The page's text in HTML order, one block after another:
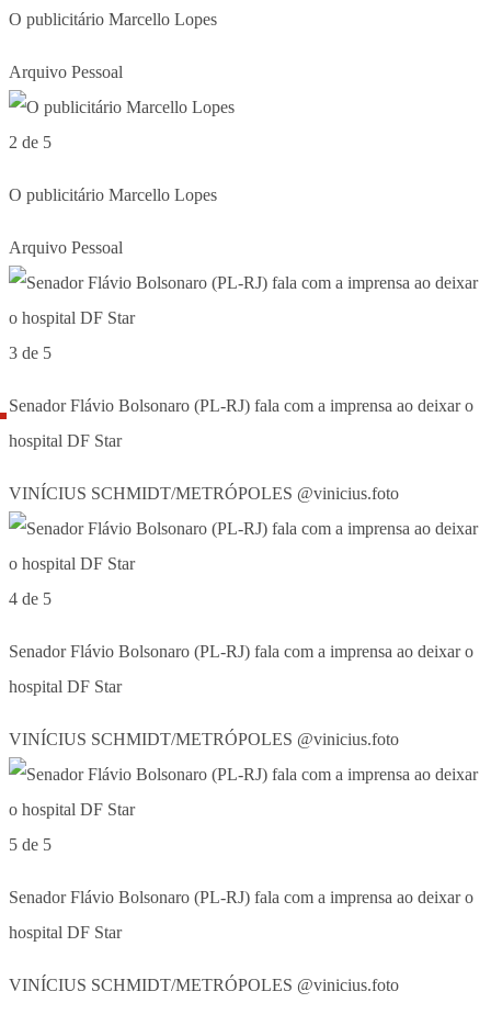
O publicitário Marcello Lopes
Arquivo Pessoal
2 de 5
O publicitário Marcello Lopes
Arquivo Pessoal
3 de 5
Senador Flávio Bolsonaro (PL-RJ) fala com a imprensa ao deixar o
hospital DF Star
VINÍCIUS SCHMIDT/METRÓPOLES @vinicius.foto
4 de 5
Senador Flávio Bolsonaro (PL-RJ) fala com a imprensa ao deixar o
hospital DF Star
VINÍCIUS SCHMIDT/METRÓPOLES @vinicius.foto
5 de 5
Senador Flávio Bolsonaro (PL-RJ) fala com a imprensa ao deixar o
hospital DF Star
VINÍCIUS SCHMIDT/METRÓPOLES @vinicius.foto